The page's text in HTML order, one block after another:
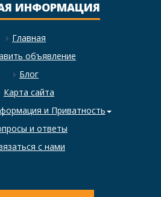
ИНФОРМАЦИЯ
Главная
объявление
Блог
Карта сайта
и Приватность
и ответы
с нами